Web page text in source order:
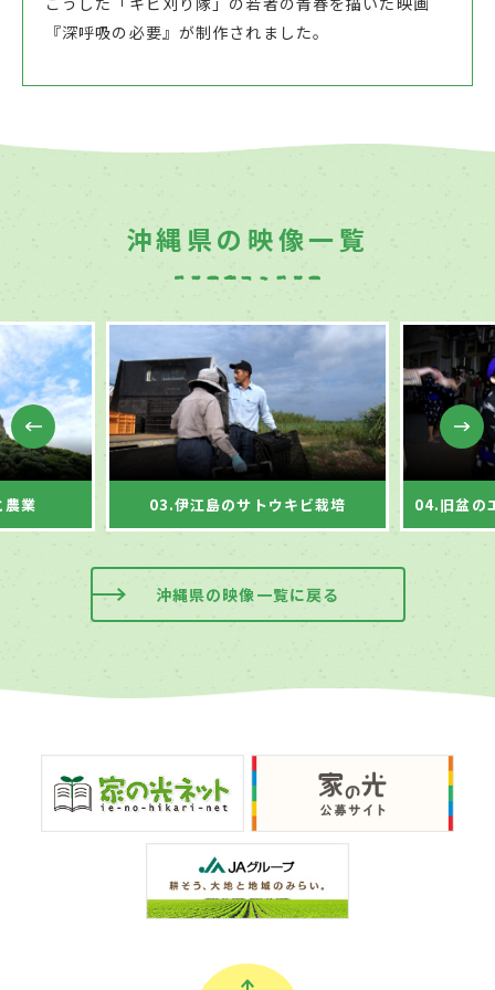
『深呼吸の必要』が制作されました。
沖縄県の映像一覧
業 03.伊江島のサトウキビ栽培
沖縄県の映像一覧に戻る